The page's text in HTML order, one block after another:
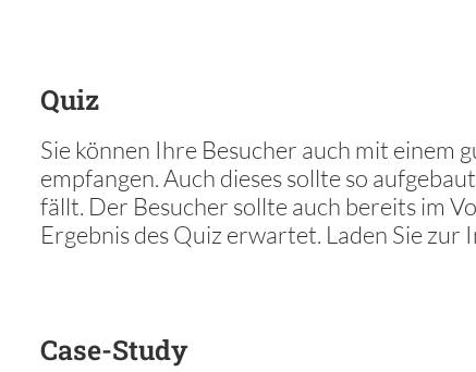
Quiz
Sie können Ihre Besucher auch mit einem
empfangen. Auch dieses sollte so
fällt. Der Besucher sollte auch bereits im
Ergebnis des Quiz erwartet. Laden Sie zur
Case-Study